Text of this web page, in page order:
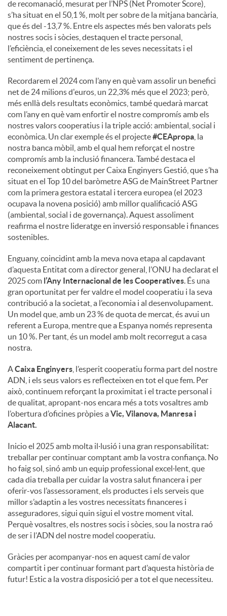
de recomanació, mesurat per l’NPS (Net Promoter Score),
s’ha situat en el 50,1 %, molt per sobre de la mitjana bancària,
que és del -13,7 %. Entre els aspectes més ben valorats pels
nostres socis i sòcies, destaquen el tracte personal,
l’eficiència, el coneixement de les seves necessitats i el
sentiment de pertinença.
Recordarem el 2024 com l’any en què vam assolir un benefici
net de 24 milions d'euros, un 22,3% més que el 2023; però,
més enllà dels resultats econòmics, també quedarà marcat
com l’any en què vam enfortir el nostre compromís amb els
nostres valors cooperatius i la triple acció: ambiental, social i
econòmica. Un clar exemple és el projecte#CEApropa , la
nostra banca mòbil, amb el qual hem reforçat el nostre
compromís amb la inclusió financera. També destaca el
reconeixement obtingut per Caixa Enginyers Gestió, que s’ha
situat en el Top 10 del baròmetre ASG de MainStreet Partner
com la primera gestora estatal i tercera europea (el 2023
ocupava la novena posició) amb millor qualificació ASG
(ambiental, social i de governança). Aquest assoliment
reafirma el nostre lideratge en inversió responsable i finances
sostenibles.
Enguany, coincidint amb la meva nova etapa al capdavant
d’aquesta Entitat com a director general, l’ONU ha declarat el
2025 com l’Any Internacional de les Cooperatives. És una
gran oportunitat per fer valdre el model cooperatiu i la seva
contribució a la societat, a l’economia i al desenvolupament.
Un model que, amb un 23 % de quota de mercat, és avui un
referent a Europa, mentre que a Espanya només representa
un 10 %. Per tant, és un model amb molt recorregut a casa
nostra.
ACaixa Enginyers , l’esperit cooperatiu forma part del nostre
ADN, i els seus valors es reflecteixen en tot el que fem. Per
això, continuem reforçant la proximitat i el tracte personal i
de qualitat, apropant-nos encara més a tots vosaltres amb
l’obertura d’oficines pròpies aVic, Vilanova, Manresa i
Alacant.
Inicio el 2025 amb molta il·lusió i una gran responsabilitat:
treballar per continuar comptant amb la vostra confiança. No
ho faig sol, sinó amb un equip professional excel·lent, que
cada dia treballa per cuidar la vostra salut financera i per
oferir-vos l’assessorament, els productes i els serveis que
millor s’adaptin a les vostres necessitats financeres i
asseguradores, sigui quin sigui el vostre moment vital.
Perquè vosaltres, els nostres socis i sòcies, sou la nostra raó
de ser i l’ADN del nostre model cooperatiu.
Gràcies per acompanyar-nos en aquest camí de valor
compartit i per continuar formant part d’aquesta història de
futur! Estic a la vostra disposició per a tot el que necessiteu.